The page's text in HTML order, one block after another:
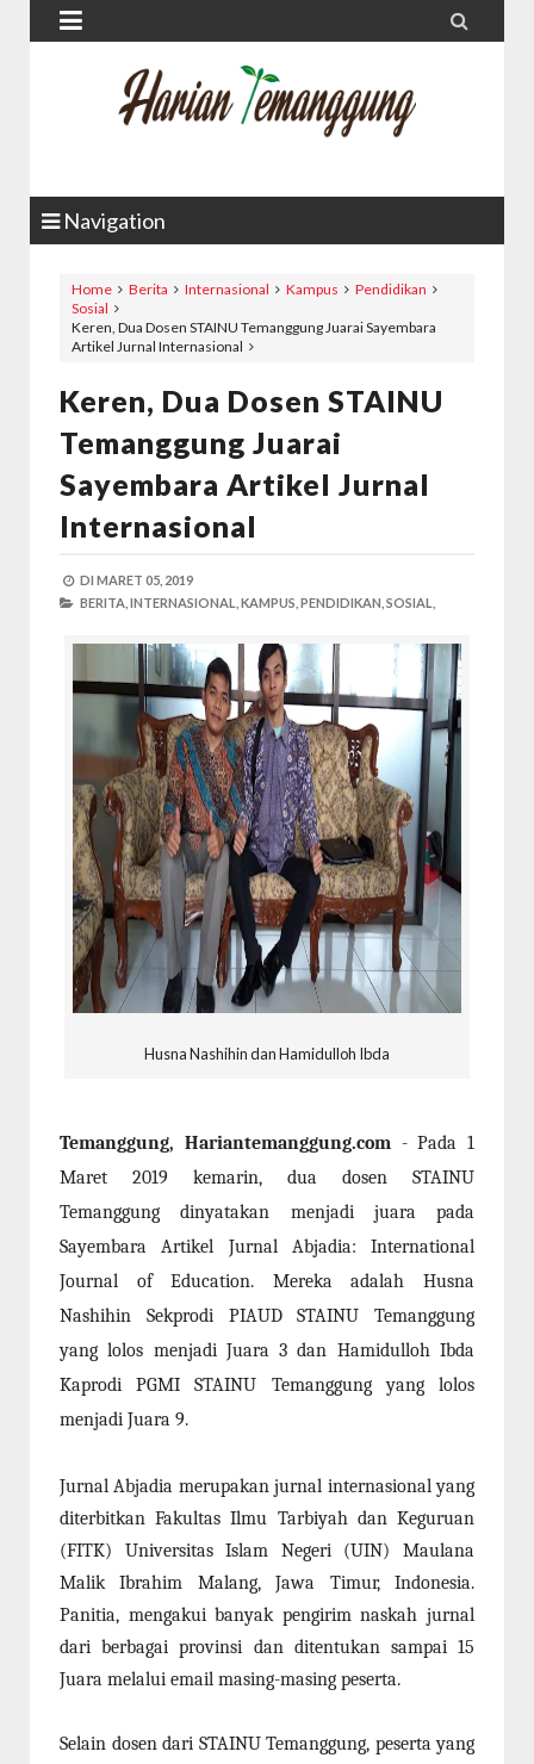
 
Navigation
Home Berita Internasional Kampus
Pendidikan
Sosial
Keren, Dua Dosen STAINU Temanggung Juarai Sayembara
Artikel Jurnal Internasional
Keren, Dua Dosen STAINU
Temanggung Juarai
Sayembara Artikel Jurnal
Internasional
DI MARET 05, 2019
BERITA, INTERNASIONAL, KAMPUS, PENDIDIKAN, SOSIAL,
Husna Nashihin dan Hamidulloh Ibda
Temanggung, Hariantemanggung.com - Pada 1
Maret 2019 kemarin, dua dosen STAINU
Temanggung dinyatakan menjadi juara pada
Sayembara Artikel Jurnal Abjadia: International
Journal of Education. Mereka adalah Husna
Nashihin Sekprodi PIAUD STAINU Temanggung
yang lolos menjadi Juara 3 dan Hamidulloh Ibda
Kaprodi PGMI STAINU Temanggung yang lolos
menjadi Juara 9.
Jurnal Abjadia merupakan jurnal internasional yang
diterbitkan Fakultas Ilmu Tarbiyah dan Keguruan
(FITK) Universitas Islam Negeri (UIN) Maulana
Malik Ibrahim Malang, Jawa Timur, Indonesia.
Panitia, mengakui banyak pengirim naskah jurnal
dari berbagai provinsi dan ditentukan sampai 15
Juara melalui email masing-masing peserta.
Selain dosen dari STAINU Temanggung, peserta yang